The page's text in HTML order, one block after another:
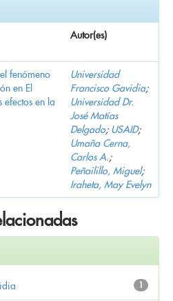
Autor(es)
fenómeno
en El
efectos en la
Universidad
Francisco Gavidia;
Universidad Dr.
José Matías
Delgado; USAID;
Umaña Cerna,
Carlos A.;
Peñailillo, Miguel;
Iraheta, May Evelyn
1